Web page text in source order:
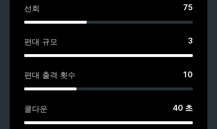
선회 75
편대 규모 3
편대 출격 횟수 10
쿨다운 40 초